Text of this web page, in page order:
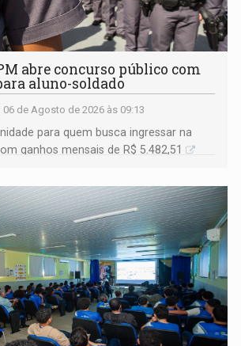
abre concurso público com
aluno-soldado
06 de Agosto de 2026 às 09:13
para quem busca ingressar na
ganhos mensais de R$ 5.482,51